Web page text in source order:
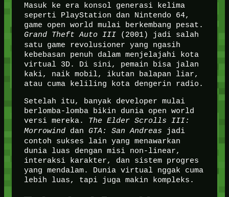
Masuk ke era konsol generasi kelima
seperti PlayStation dan Nintendo 64,
game open world mulai berkembang pesat.
Grand Theft Auto III(2001) jadi salah
satu game revolusioner yang ngasih
kebebasan penuh dalam menjelajahi kota
virtual 3D. Di sini, pemain bisa jalan
kaki, naik mobil, ikutan balapan liar,
atau cuma keliling kota dengerin radio.
Setelah itu, banyak developer mulai
berlomba-lomba bikin dunia open world
versi mereka. The Elder Scrolls III:
Morrowinddan GTA: San Andreas jadi
contoh sukses lain yang menawarkan
dunia luas dengan misi non-linear,
interaksi karakter, dan sistem progres
yang mendalam. Dunia virtual nggak cuma
lebih luas, tapi juga makin kompleks.